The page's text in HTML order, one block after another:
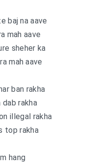
baj na aave
mah aave
sheher ka
mah aave
ban rakha
dab rakha
illegal rakha
top rakha
hang